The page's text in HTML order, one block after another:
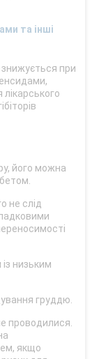
та інші
знижується при
його можна
не слід
низьким
груддю.
проводилися.
якщо